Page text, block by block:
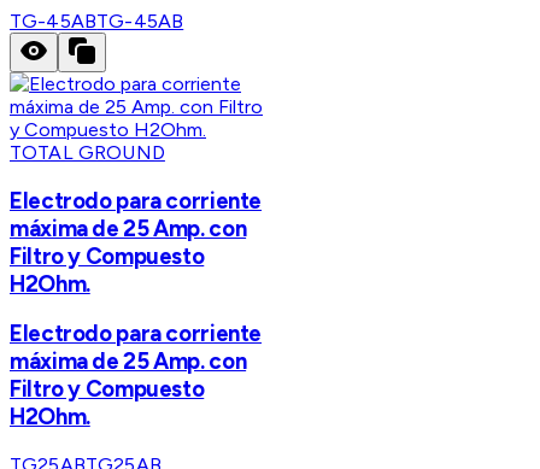
TG-45ABTG-45AB
TOTAL GROUND
Electrodo para corriente
máxima de 25 Amp. con
Filtro y Compuesto
H2Ohm.
Electrodo para corriente
máxima de 25 Amp. con
Filtro y Compuesto
H2Ohm.